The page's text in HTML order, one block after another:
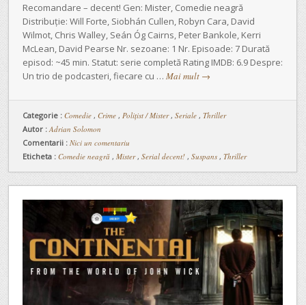
Recomandare – decent! Gen: Mister, Comedie neagră
Distribuție: Will Forte, Siobhán Cullen, Robyn Cara, David
Wilmot, Chris Walley, Seán Óg Cairns, Peter Bankole, Kerri
McLean, David Pearse Nr. sezoane: 1 Nr. Episoade: 7 Durată
episod: ~45 min. Statut: serie completă Rating IMDB: 6.9 Despre:
Un trio de podcasteri, fiecare cu … Mai mult →
Categorie : Comedie , Crime , Polițist / Mister, Seriale , Thriller
Autor : Adrian Solomon
Comentarii : Nici un comentariu
Eticheta : Comedie neagră , Mister, Serial decent! , Suspans , Thriller